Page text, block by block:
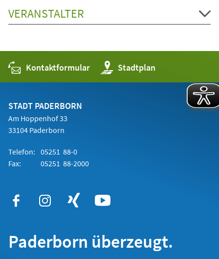
VERANSTALTER
Kontaktformular Stadtplan
(Öffnet
in
einem
STADT PADERBORN
Am Hoppenhof 33
33104 Paderborn
Telefon: 05251 88-0
Fax:
05251 88-2000
Paderborn überzeugt.